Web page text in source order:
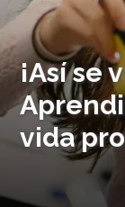
¡Así se
vida